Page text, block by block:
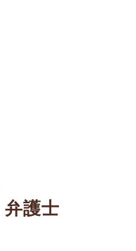
弁護士